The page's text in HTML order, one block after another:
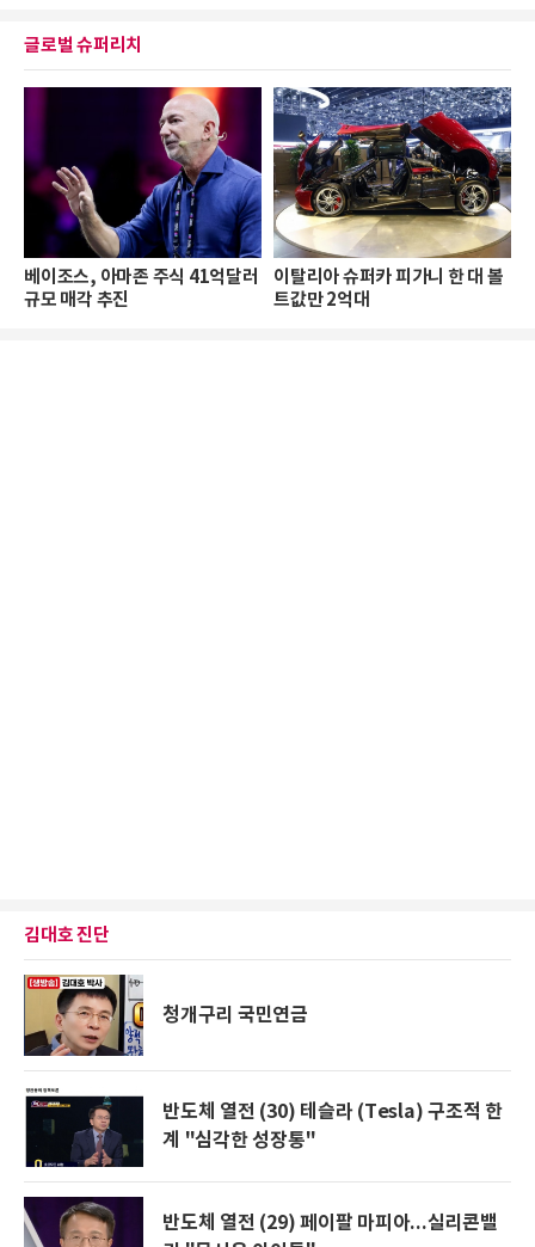
글로벌 슈퍼리치
베이조스, 아마존 주식 41억달러
규모 매각 추진
이탈리아 슈퍼카 피가니 한 대 볼
트값만 2억대
김대호 진단
청개구리 국민연금
반도체 열전 (30) 테슬라 (Tesla) 구조적 한
계 "심각한 성장통"
반도체 열전 (29) 페이팔 마피아...실리콘밸